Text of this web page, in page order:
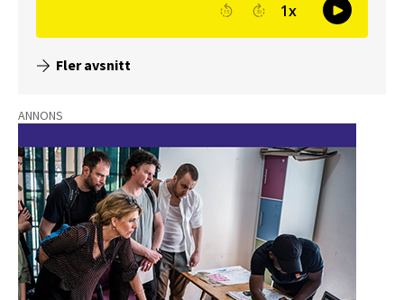
Fler avsnitt
ANNONS